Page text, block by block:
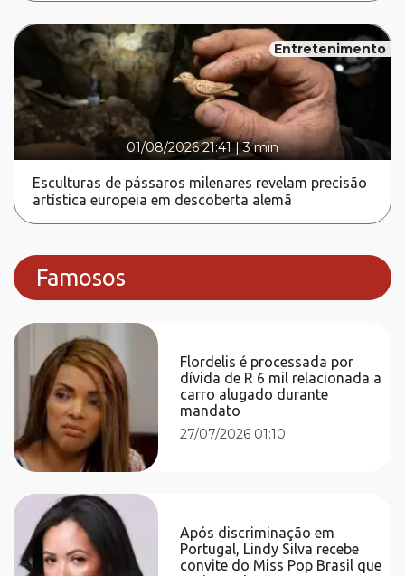
Entretenimento
01/08/2026 21:41 |3 min
Esculturas de pássaros milenares revelam precisão
artística europeia em descoberta alemã
Famosos
Flordelis é processada por
dívida de R 6 mil relacionada a
carro alugado durante
mandato
27/07/2026 01:10
Após discriminação em
Portugal, Lindy Silva recebe
convite do Miss Pop Brasil que